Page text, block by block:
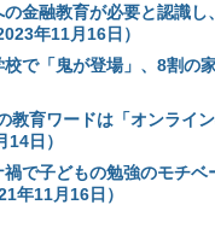
金融教育が必要と認識
年11月16日）
で「鬼が登場」、8割の
教育ワードは「オンライ
日）
で子どもの勉強のモチ
年11月16日）